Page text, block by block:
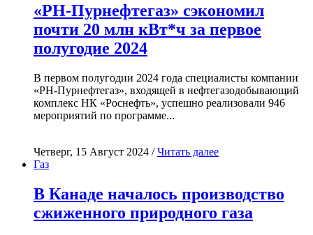
«РН-Пурнефтегаз» сэкономил
почти 20 млн кВт*ч за первое
полугодие 2024
В первом полугодии 2024 года специалисты компании
«РН-Пурнефтегаз», входящей в нефтегазодобывающий
комплекс НК «Роснефть», успешно реализовали 946
мероприятий по программе...
Четверг, 15 Август 2024 /Читать далее
Газ
В Канаде началось производство
сжиженного природного газа